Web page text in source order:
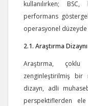
kullanılırken;
performans
operasyonel
2.1. Araştırma Dizaynı
Araştırma, çoklu
zenginleştirilmiş bir
dizayn, adli
perspektiflerden